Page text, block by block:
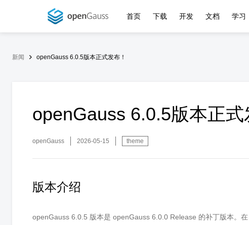
首页 下载 开发 文档 学习
新闻 openGauss 6.0.5版本正式发布！
openGauss 6.0.5版本正式
openGauss 2026-05-15 theme
版本介绍
openGauss 6.0.5 版本是 openGauss 6.0.0 Release 的补丁版本。